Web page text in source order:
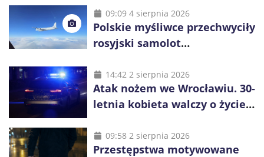
09:09 4 sierpnia 2026
Polskie myśliwce przechwyciły
rosyjski samolot
14:42 2 sierpnia 2026
Atak nożem we Wrocławiu. 30-
letnia kobieta walczy o życie,
obywatela Ukrainy
09:58 2 sierpnia 2026
Przestępstwa motywowane